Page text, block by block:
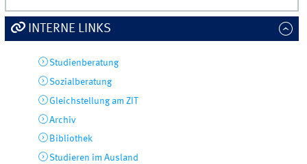
INTERNE LINKS
Studienberatung
Sozialberatung
Gleichstellung am ZIT
Archiv
Bibliothek
Studieren im Ausland